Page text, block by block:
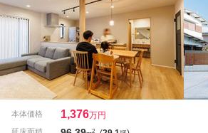
本体価格 1,376万円
2